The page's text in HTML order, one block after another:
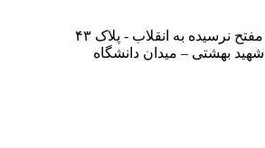
نرسیده به انقلاب - پلاک ۴۳
بهشتی – میدان دانشگاه